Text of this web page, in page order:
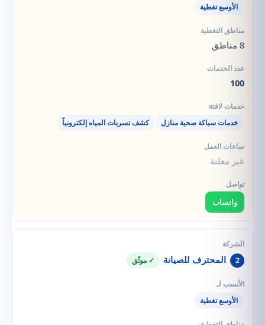
الأوسع تغطية
8 مناطق
100
خدمات سباكة صحية منازل كشف تسربات المياه إلكترونياً
غير معلنة
واتساب
2 المحترف للصيانة ✓ موثّق
الأوسع تغطية